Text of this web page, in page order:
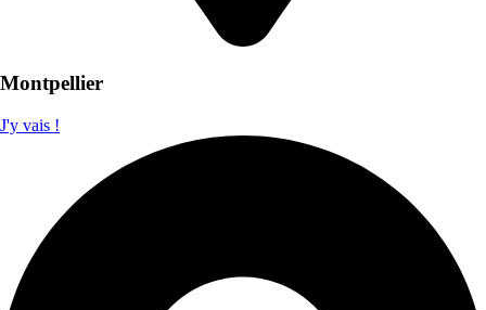
Montpellier
J'y vais !